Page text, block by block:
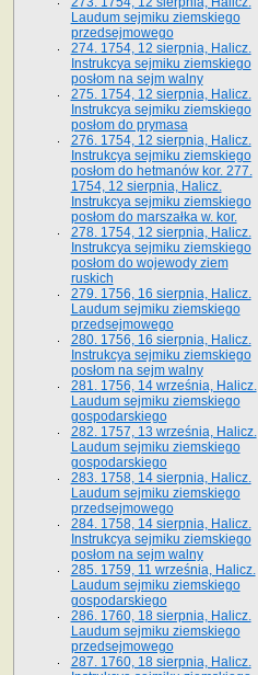
Laudum sejmiku ziemskiego
przedsejmowego
274. 1754, 12 sierpnia, Halicz.
Instrukcya sejmiku ziemskiego
posłom na sejm walny
275. 1754, 12 sierpnia, Halicz.
Instrukcya sejmiku ziemskiego
posłom do prymasa
276. 1754, 12 sierpnia, Halicz.
Instrukcya sejmiku ziemskiego
posłom do hetmanów kor. 277.
1754, 12 sierpnia, Halicz.
Instrukcya sejmiku ziemskiego
posłom do marszałka w. kor.
278. 1754, 12 sierpnia, Halicz.
Instrukcya sejmiku ziemskiego
posłom do wojewody ziem
ruskich
279. 1756, 16 sierpnia, Halicz.
Laudum sejmiku ziemskiego
przedsejmowego
280. 1756, 16 sierpnia, Halicz.
Instrukcya sejmiku ziemskiego
posłom na sejm walny
281. 1756, 14 września, Halicz.
Laudum sejmiku ziemskiego
gospodarskiego
282. 1757, 13 września, Halicz.
Laudum sejmiku ziemskiego
gospodarskiego
283. 1758, 14 sierpnia, Halicz.
Laudum sejmiku ziemskiego
przedsejmowego
284. 1758, 14 sierpnia, Halicz.
Instrukcya sejmiku ziemskiego
posłom na sejm walny
285. 1759, 11 września, Halicz.
Laudum sejmiku ziemskiego
gospodarskiego
286. 1760, 18 sierpnia, Halicz.
Laudum sejmiku ziemskiego
przedsejmowego
287. 1760, 18 sierpnia, Halicz.